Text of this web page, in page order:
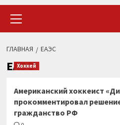
меню
ГЛАВНАЯ ЕАЭС
ЕАЭС
Хоккей
Американский хоккеист
прокомментировал
гражданство РФ